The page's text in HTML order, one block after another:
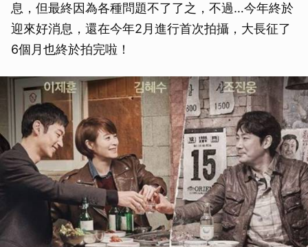
息，但最終因為各種問題不了了之，不過…今年終於
迎來好消息，還在今年2月進行首次拍攝，大長征了
6個月也終於拍完啦！